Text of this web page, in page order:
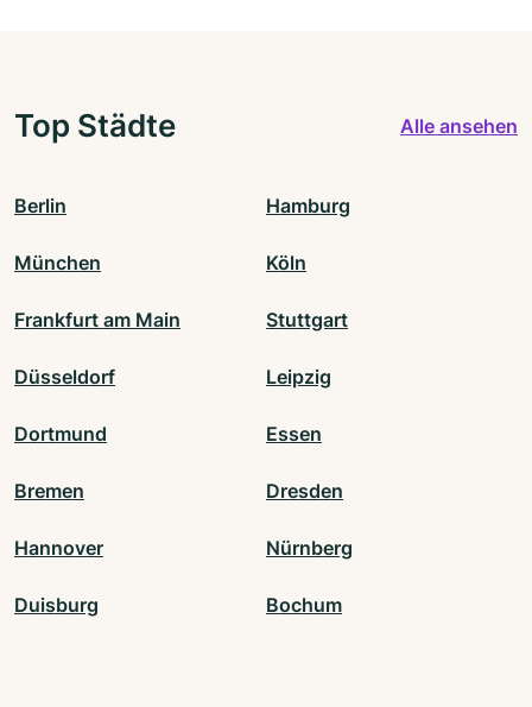
Top Städte Alle ansehen
Berlin Hamburg
München Köln
Frankfurt am Main Stuttgart
Düsseldorf Leipzig
Dortmund Essen
Bremen Dresden
Hannover Nürnberg
Duisburg Bochum